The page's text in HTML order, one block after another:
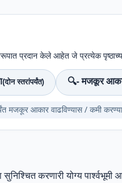
प्रदान केले आहेत जे प्रत्येक
(दोन स्तरांपर्यंत) 🔍- मजकूर
मजकूर आकार वाढविण्यास / कमी
करणारी योग्य